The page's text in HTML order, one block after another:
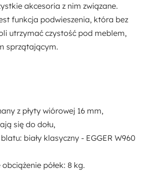
frontów:
akcesoria z nim związane.
funkcja podwieszenia, która bez
utrzymać czystość pod meblem,
sprzątającym.
z płyty wiórowej 16 mm,
się do dołu,
biały klasyczny - EGGER W960
półek: 8 kg.